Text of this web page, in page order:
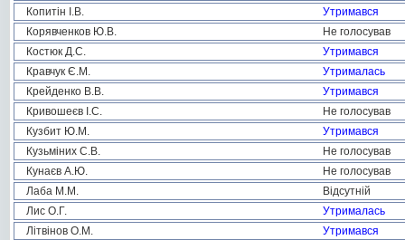
Копитін І.В.
Утримався
Корявченков Ю.В.
Не голосував
Костюк Д.С.
Утримався
Кравчук Є.М.
Утрималась
Крейденко В.В.
Утримався
Кривошеєв І.С.
Не голосував
Кузбит Ю.М.
Утримався
Кузьміних С.В.
Не голосував
Кунаєв А.Ю.
Не голосував
Лаба М.М.
Відсутній
Лис О.Г.
Утрималась
Літвінов О.М.
Утримався